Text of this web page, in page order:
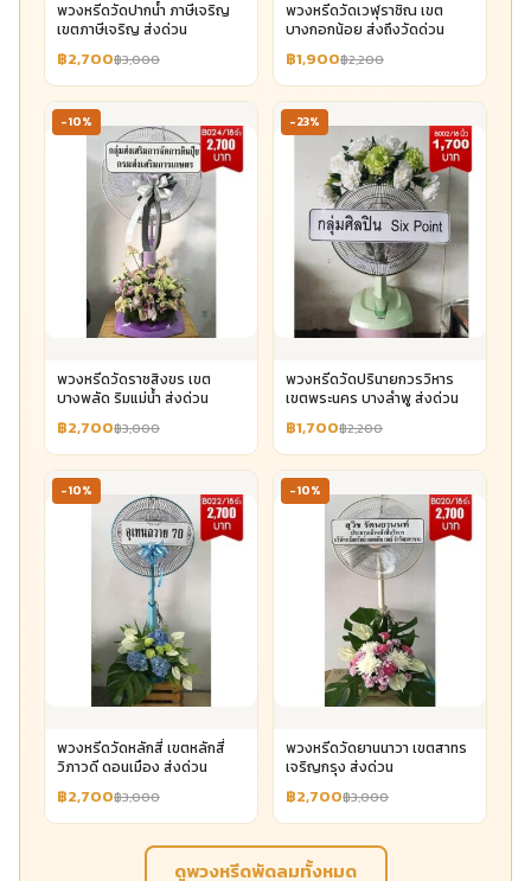
พวงหรีดวัดปากน้ำ ภาษีเจริญ
เขตภาษีเจริญ ส่งด่วน
฿2,700฿3,000
พวงหรีดวัดเวฬุราชิณ เขต
บางกอกน้อย ส่งถึงวัดด่วน
฿1,900฿2,200
-10%
พวงหรีดวัดราชสิงขร เขต
บางพลัด ริมแม่น้ำ ส่งด่วน
฿2,700฿3,000
-23%
พวงหรีดวัดปรินายกวรวิหาร
เขตพระนคร บางลำพู ส่งด่วน
฿1,700฿2,200
-10%
พวงหรีดวัดหลักสี่ เขตหลักสี่
วิภาวดี ดอนเมือง ส่งด่วน
฿2,700฿3,000
-10%
พวงหรีดวัดยานนาวา เขตสาทร
เจริญกรุง ส่งด่วน
฿2,700฿3,000
ดูพวงหรีดพัดลมทั้งหมด